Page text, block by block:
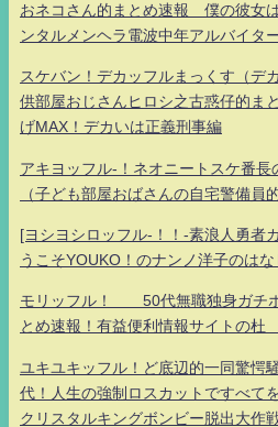
おネコさん的まとめ速報 僕の彼女
ンタルメンヘラ電波中年アルバイタ
スケバン！デカッフルまっくす（デ
供部屋おじさんヒロシ之古惑仔的ま
げMAX！デカいは正義刑事編
アキヨッフル-！ネオニートスケ番長
（子ども部屋おばさんの自宅警備員
[ヨシヨシロッフル-！！-素浪人勇者
うこそYOUKO！のナンノ洋子のは
モリッフル！ 50代無職独身ガチホ
とめ速報！有益便利情報サイトの
ユキユキッフル！ど底辺的一同驚愕
代！人生の強制ロスカットですべて
クリスタルキングボンビー脱出大作